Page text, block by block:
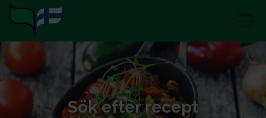
Sök efter recept